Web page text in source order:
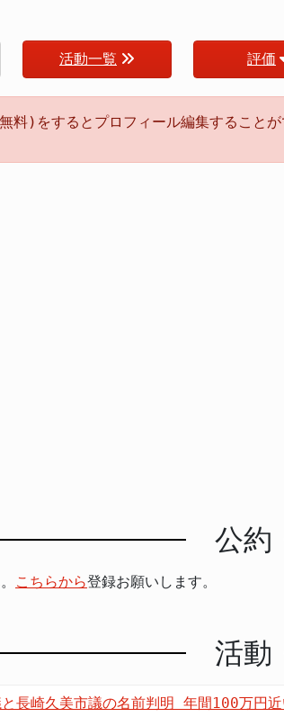
活動一覧 評価
料)をするとプロフィール編集すること
公約
こちらから登録お願いします。
活動
長崎久美市議の名前判明 年間100万円